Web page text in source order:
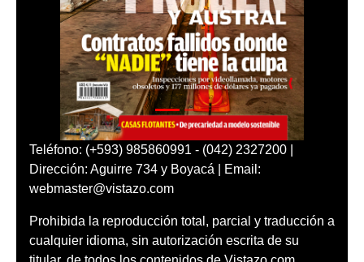
Teléfono: (+593) 985860991 - (042) 2327200 |
Dirección: Aguirre 734 y Boyacá | Email:
webmaster@vistazo.com
Prohibida la reproducción total, parcial y traducción a
cualquier idioma, sin autorización escrita de su